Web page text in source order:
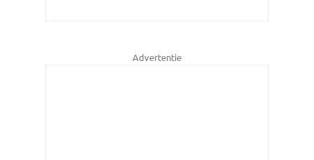
Advertentie